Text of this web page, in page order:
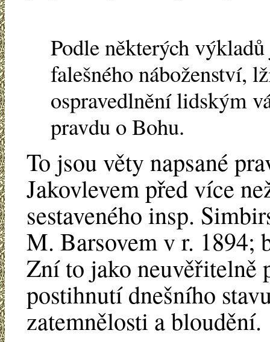
Podle některých
falešného náboženství,
ospravedlnění lidským
pravdu o Bohu.
To jsou věty napsané
Jakovlevem před více
sestaveného insp.
M. Barsovem v r. 1894;
Zní to jako neuvěřitelně
postihnutí dnešního
zatemnělosti a bloudění.